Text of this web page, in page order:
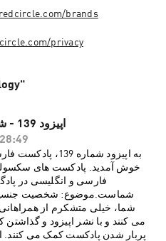
brands
privacy
اپیزود 139 - شخصیت جنسی
28:49
به اپیزود شماره
خوش آمدید. پادکست های
فارسی و انگلیسی در
شماست.موضوع: شخصیت
شما، خیلی متشکرم از
می کنند و با نشر اپیزود و گذاشتن
پربار شدن پادکست کمک می کنند.